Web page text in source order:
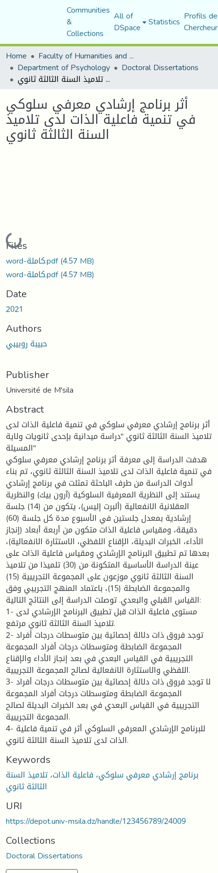
Communities
&
Collections
All of
DSpace Statistics Profils
Home
Faculty of Humanities and Social Sciences
Department of Psychology Doctoral Dissertations
أثر برنامج إرشادي معرفي سلوكي في تنمية فاعلية الذات لدى تلاميذ السنة الثالثة ثانوي
أثر برنامج إرشادي معرفي سلوكي
في تنمية فاعلية الذات لدى تلاميذ
السنة الثالثة ثانوي
Loading...
Files
word-كاملة.pdf(4.57 MB)
word-كاملة.pdf(4.57 MB)
Date
2021
Authors
حبيبة روبيبي
Publisher
Université de M'sila
Abstract
أثر برنامج إرشادي معرفي سلوكي في تنمية فاعلية الذات لدى
تلاميذ السنة الثالثة ثانوي "دراسة ميدانية بإحدى ثانويات ولاية
المسيلة"
هدفت الدراسة إلى معرفة أثر برنامج إرشادي معرفي سلوكي
في تنمية فاعلية الذات لدى تلاميذ السنة الثالثة ثانوي، تم بناء
أدوات الدراسة من طرف الباحثة تمثلت في برنامج إرشادي
يستند إلى النظرية المعرفية السلوكية (آرون بيك) والنظرية
العقلانية الانفعالية (ألبرت إليس)، يتكون من (14) جلسة
إرشادية بمعدل جلستين في الأسبوع مدة كل جلسة (60)
دقيقة، ومقياس فاعلية الذات متكون من أربعة أبعاد (إنجاز
الأداء، الخبرات البديلة، الإقناع اللفظي، الاستثارة الانفعالية)،
بعدها تم تطبيق البرنامج الإرشادي ومقياس فاعلية الذات على
عينة الدراسة الأساسية المتكونة من (30) تلميذا من تلاميذ
السنة الثالثة ثانوي موزعون على المجموعة التجريبية (15)
والمجموعة الضابطة (15)، باعتماد المنهج التجريبي وفق
القياس القبلي والبعدي. توصلت الدراسة إلى النتائج التالية:
1- مستوى فاعلية الذات قبل تطبيق البرنامج الإرشادي لدى
تلاميذ السنة الثالثة ثانوي مرتفع.
2- توجد فروق ذات دلالة إحصائية بين متوسطات درجات أفراد
المجموعة الضابطة ومتوسطات درجات أفراد المجموعة
التجريبية في القياس البعدي في بعد إنجاز الأداء والإقناع
اللفظي والاستثارة الانفعالية لصالح المجموعة التجريبية.
3- لا توجد فروق ذات دلالة إحصائية بين متوسطات درجات أفراد
المجموعة الضابطة ومتوسطات درجات أفراد المجموعة
التجريبية في القياس البعدي في بعد الخبرات البديلة لصالح
المجموعة التجريبية.
4- للبرنامج الإرشادي المعرفي السلوكي أثر في تنمية فاعلية
الذات لدى تلاميذ السنة الثالثة ثانوي.
Keywords
برنامج إرشادي معرفي سلوكي، فاعلية الذات، تلاميذ السنة
الثالثة ثانوي
URI
https://depot.univ-msila.dz/handle/123456789/24009
Collections
Doctoral Dissertations